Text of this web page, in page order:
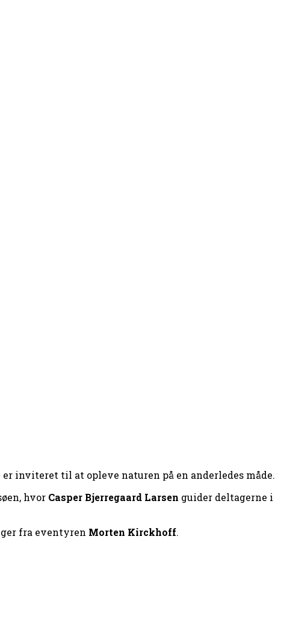
er inviteret til at opleve naturen på en anderledes måde.
hvor Casper Bjerregaard Larsen guider deltagerne i
fra eventyren Morten Kirckhoff.